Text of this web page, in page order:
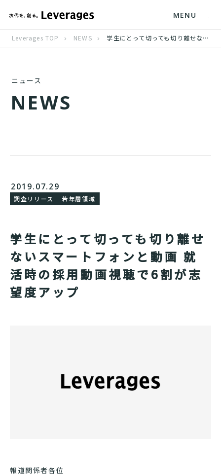
MENU
Leverages TOP NEWS 学生にとって切っても切り離せないスマートフォンと動画 就活時の採用動画視聴で6割が志望度アップ
ニュース
NEWS
2019.07.29
調査リリース 若年層領域
学生にとって切っても切り離せ
ないスマートフォンと動画 就
活時の採用動画視聴で6割が志
望度アップ
報道関係者各位